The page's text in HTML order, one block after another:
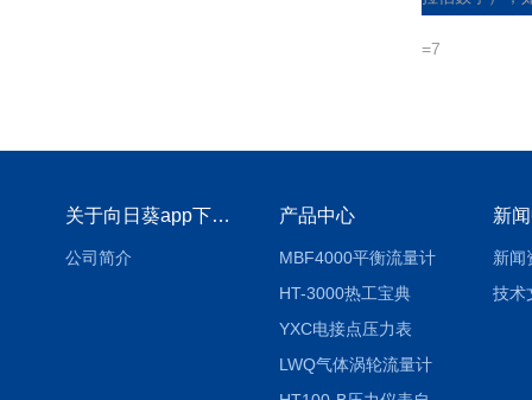
=7
关于向日葵app下载安装官方免费下载
公司简介
产品中心
MBF4000平衡流量计
HT-3000热工宝典
YXC电接点压力表
LWQ气体涡轮流量计
新
新闻
技术